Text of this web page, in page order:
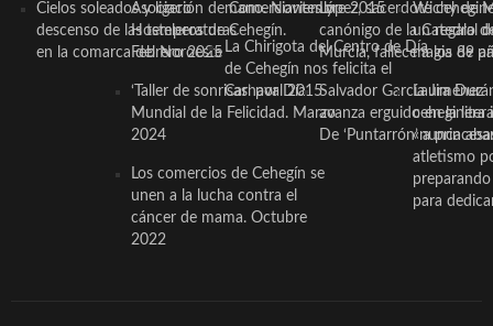
Cielos soleados y ligero
descenso de las temperaturas
en la comarca del Noroeste
Asociación de Comerciantes y
Hosteleros de Cehegín.
Febrero 2025
‘Taller de sonrisas’ por Día
Mundial de la Felicidad. Marzo
2024
Los comercios de Cehegín se
unen a la lucha contra el
cáncer de mama. Octubre
2022
mano. Noviembre 2015
La Chirigota del Centro de Día
de Cehegín nos felicita el
Carnaval 2015
López, sacerdote
canónigo de la Catedral
Murcia, fallece a los 89
Salvador García Jiménez
avanza erguido en la
De ‘Puntarrón’ a
Wichy de
un regalo
magia de
Laura
ceheginera
«nunca
atletismo
para